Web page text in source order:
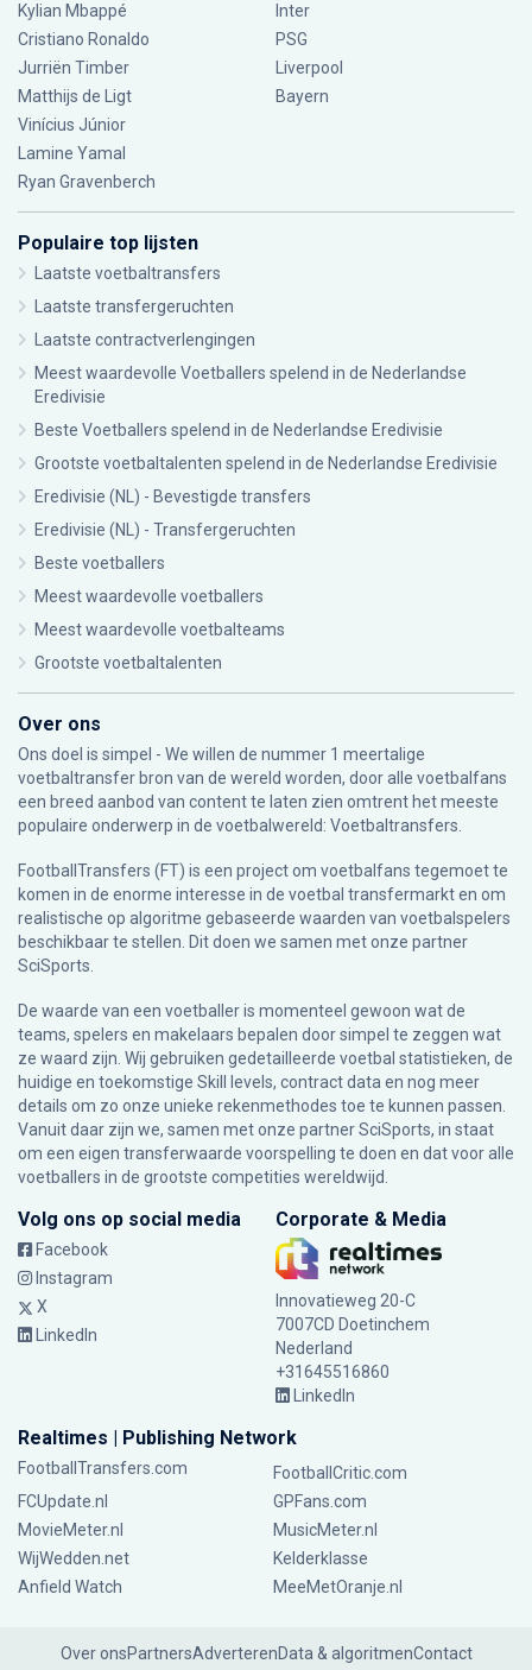
Kylian Mbappé
Cristiano Ronaldo
Jurriën Timber
Matthijs de Ligt
Vinícius Júnior
Lamine Yamal
Ryan Gravenberch
Inter
PSG
Liverpool
Bayern
Populaire top lijsten
Laatste voetbaltransfers
Laatste transfergeruchten
Laatste contractverlengingen
Meest waardevolle Voetballers spelend in de Nederlandse
Eredivisie
Beste Voetballers spelend in de Nederlandse Eredivisie
Grootste voetbaltalenten spelend in de Nederlandse Eredivisie
Eredivisie (NL) - Bevestigde transfers
Eredivisie (NL) - Transfergeruchten
Beste voetballers
Meest waardevolle voetballers
Meest waardevolle voetbalteams
Grootste voetbaltalenten
Over ons
Ons doel is simpel - We willen de nummer 1 meertalige
voetbaltransfer bron van de wereld worden, door alle voetbalfans
een breed aanbod van content te laten zien omtrent het meeste
populaire onderwerp in de voetbalwereld: Voetbaltransfers.
FootballTransfers (FT) is een project om voetbalfans tegemoet te
komen in de enorme interesse in de voetbal transfermarkt en om
realistische op algoritme gebaseerde waarden van voetbalspelers
beschikbaar te stellen. Dit doen we samen met onze partner
SciSports
De waarde van een voetballer is momenteel gewoon wat de
teams, spelers en makelaars bepalen door simpel te zeggen wat
ze waard zijn. Wij gebruiken gedetailleerde voetbal statistieken, de
huidige en toekomstige Skill levels, contract data en nog meer
details om zo onze unieke rekenmethodes toe te kunnen passen.
Vanuit daar zijn we, samen met onze partner SciSports, in staat
om een eigen transferwaarde voorspelling te doen en dat voor alle
voetballers in de grootste competities wereldwijd.
Volg ons op social media
Facebook
Instagram
X
LinkedIn
Corporate & Media
Innovatieweg 20-C
7007CD Doetinchem
Nederland
+31645516860
LinkedIn
Realtimes | Publishing Network
FootballTransfers.com
FootballCritic.com
FCUpdate.nl
GPFans.com
MovieMeter.nl
MusicMeter.nl
WijWedden.net
Kelderklasse
Anfield Watch
MeeMetOranje.nl
Over onsPartnersAdverterenData & algoritmenContact